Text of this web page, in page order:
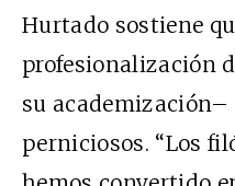
Hurtado sostiene
profesionalización
su academización–
perniciosos. “Los